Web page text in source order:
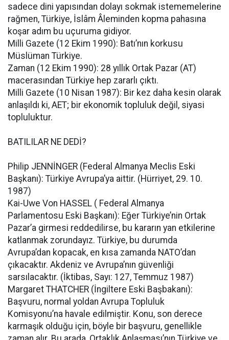
sadece dini yapısından dolayı sokmak istememelerine
rağmen, Türkiye, İslâm Âleminden kopma pahasına
koşar adım bu uçuruma gidiyor.
Milli Gazete (12 Ekim 1990): Batı’nın korkusu
Müslüman Türkiye.
Zaman (12 Ekim 1990): 28 yıllık Ortak Pazar (AT)
macerasından Türkiye hep zararlı çıktı.
Milli Gazete (10 Nisan 1987): Bir kez daha kesin olarak
anlaşıldı ki, AET; bir ekonomik topluluk değil, siyasi
topluluktur.
BATILILAR NE DEDİ?
Philip JENNİNGER (Federal Almanya Meclis Eski
Başkanı): Türkiye Avrupa’ya aittir. (Hürriyet, 29. 10.
1987)
Kai-Uwe Von HASSEL ( Federal Almanya
Parlamentosu Eski Başkanı): Eğer Türkiye’nin Ortak
Pazar’a girmesi reddedilirse, bu kararın yan etkilerine
katlanmak zorundayız. Türkiye, bu durumda
Avrupa’dan kopacak, en kısa zamanda NATO’dan
çıkacaktır. Akdeniz ve Avrupa’nın güvenliği
sarsılacaktır. (İktibas, Sayı: 127, Temmuz 1987)
Margaret THATCHER (İngiltere Eski Başbakanı):
Başvuru, normal yoldan Avrupa Topluluk
Komisyonu’na havale edilmiştir. Konu, son derece
karmaşık olduğu için, böyle bir başvuru, genellikle